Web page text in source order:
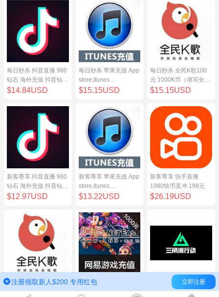
每日秒杀 抖音直播 980
钻石 海外充值 抖音钻石
（原抖币）98元
$14.84USD
每日秒杀 苹果充值 App
store,itunes
store,iphone,ipad中国
$15.15USD
每日秒杀 全民K歌100
元 1000K币（填写全民
K歌号充值）
$15.15USD
新客尊享 抖音直播 980
钻石 海外充值 抖音钻石
（原抖币）98元
$12.97USD
新客尊享 苹果充值 App
store,itunes
store,iphone,ipad中国
$13.22USD
新客尊享 快手直播
1980快币直冲 198元
$26.19USD
新客尊享 全民K歌100
元 1000K币（填写全民
网易点数1000元(可直
充/寄售) 网易一卡通
三角洲行动（腾讯国
服）
注册领取新人$200 专用红包 立即注册